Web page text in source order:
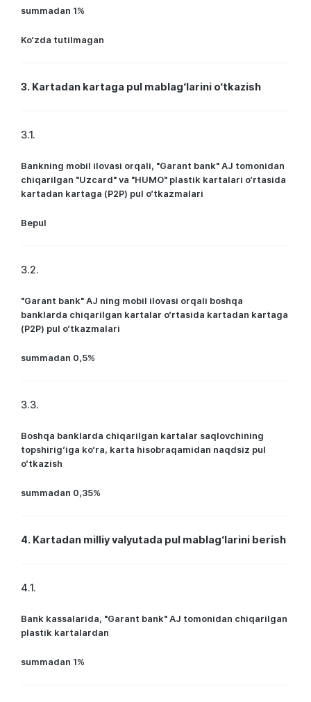
summadan 1%
Ko‘zda tutilmagan
3. Kartadan kartaga pul mablag‘larini o‘tkazish
3.1.
Bankning mobil ilovasi orqali, "Garant bank" AJ tomonidan
chiqarilgan "Uzcard" va "HUMO" plastik kartalari o‘rtasida
kartadan kartaga (Р2Р) pul o‘tkazmalari
Bepul
3.2.
"Garant bank" AJ ning mobil ilovasi orqali boshqa
banklarda chiqarilgan kartalar o‘rtasida kartadan kartaga
(Р2Р) pul o‘tkazmalari
summadan 0,5%
3.3.
Boshqa banklarda chiqarilgan kartalar saqlovchining
topshirig‘iga ko‘ra, karta hisobraqamidan naqdsiz pul
o‘tkazish
summadan 0,35%
4. Kartadan milliy valyutada pul mablag‘larini berish
4.1.
Bank kassalarida, "Garant bank" AJ tomonidan chiqarilgan
plastik kartalardan
summadan 1%